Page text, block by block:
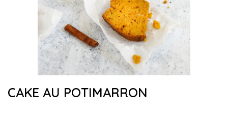
CAKE AU POTIMARRON